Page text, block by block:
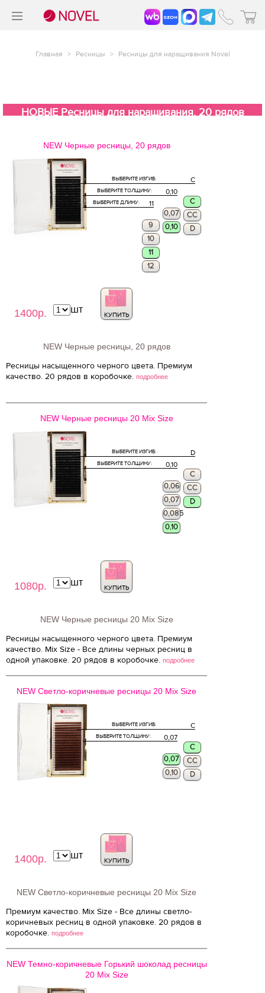
Главная > Ресницы > Ресницы для наращивания Novel
НОВЫЕ Ресницы для наращивания, 20 рядов
NEW Черные ресницы, 20 рядов
1400р.
C
ВЫБЕРИТЕ ИЗГИБ:
0,10
ВЫБЕРИТЕ ТОЛЩИНУ:
11
ВЫБЕРИТЕ ДЛИНУ:
C
0,07
0,10
9
10
11
12
CC
D
КУПИТЬ
шт
NEW Черные ресницы, 20 рядов
Ресницы насыщенного черного цвета. Премиум
качество. 20 рядов в коробочке. подробнее
NEW Черные ресницы 20 Mix Size
1080р.
D
ВЫБЕРИТЕ ИЗГИБ:
0,10
ВЫБЕРИТЕ ТОЛЩИНУ:
C
CC
D
0,06
0,07
0,085
0,10
КУПИТЬ
шт
NEW Черные ресницы 20 Mix Size
Ресницы насыщенного черного цвета. Премиум
качество. Mix Size - Все длины черных ресниц в
одной упаковке. 20 рядов в коробочке. подробнее
NEW Светло-коричневые ресницы 20 Mix Size
1400р.
C
ВЫБЕРИТЕ ИЗГИБ:
0,07
ВЫБЕРИТЕ ТОЛЩИНУ:
C
0,07
0,10
CC
D
КУПИТЬ
шт
NEW Светло-коричневые ресницы 20 Mix Size
Премиум качество. Mix Size - Все длины светло-
коричневых ресниц в одной упаковке. 20 рядов в
коробочке. подробнее
NEW Темно-коричневые Горький шоколад ресницы
20 Mix Size